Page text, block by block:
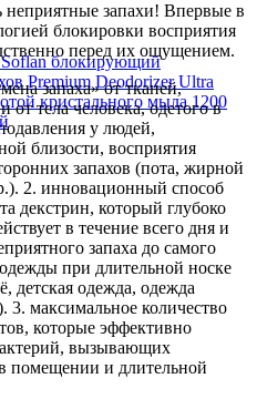
блокирующий
Premium Deodorizer Ultra
кристального мыла 1200
запахи! Впервые в
блокировки восприятия
перед их ощущением.
запаха» от тканей,
тела человека, одетого в
у людей,
близости, восприятия
запахов (пота, жирной
2. инновационный способ
декстрин, который глубоко
в течение всего дня и
запаха до самого
при длительной носке
детская одежда, одежда
максимальное количество
которые эффективно
вызывающих
помещении и длительной